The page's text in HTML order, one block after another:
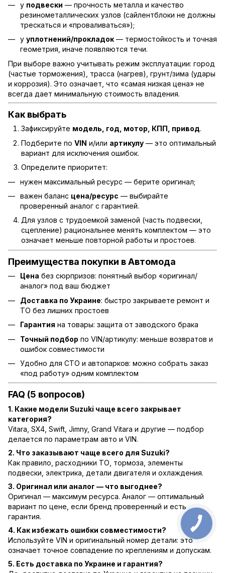
у подвески — прочность металла и качество
резинометаллических узлов (сайлентблоки не должны
трескаться и «проваливаться»);
у уплотнений/прокладок — термостойкость и точная
геометрия, иначе появляются течи.
При выборе важно учитывать режим эксплуатации: город
(частые торможения), трасса (нагрев), грунт/зима (удары
и коррозия). Это означает, что «самая низкая цена» не
всегда дает минимальную стоимость владения.
Как выбрать
Зафиксируйте модель, год, мотор, КПП, привод.
Подберите по VIN и/или артикулу — это оптимальный
вариант для исключения ошибок.
Определите приоритет:
нужен максимальный ресурс — берите оригинал;
важен баланс цена/ресурс — выбирайте
проверенный аналог с гарантией.
Для узлов с трудоемкой заменой (часть подвески,
сцепление) рациональнее менять комплектом — это
означает меньше повторной работы и простоев.
Преимущества покупки в Автомода
Цена без сюрпризов: понятный выбор «оригинал/
аналог» под ваш бюджет
Доставка по Украине: быстро закрываете ремонт и
ТО без лишних простоев
Гарантия на товары: защита от заводского брака
Точный подбор по VIN/артикулу: меньше возвратов и
ошибок совместимости
Удобно для СТО и автопарков: можно собрать заказ
«под работу» одним комплектом
FAQ (5 вопросов)
1. Какие модели Suzuki чаще всего закрывает
категория?
Vitara, SX4, Swift, Jimny, Grand Vitara и другие — подбор
делается по параметрам авто и VIN.
2. Что заказывают чаще всего для Suzuki?
Как правило, расходники ТО, тормоза, элементы
подвески, электрика, детали двигателя и охлаждения.
3. Оригинал или аналог — что выгоднее?
Оригинал — максимум ресурса. Аналог — оптимальный
вариант по цене, если бренд проверенный и есть
гарантия.
4. Как избежать ошибки совместимости?
Используйте VIN и оригинальный номер детали: это
означает точное совпадение по креплениям и допускам.
5. Есть доставка по Украине и гарантия?